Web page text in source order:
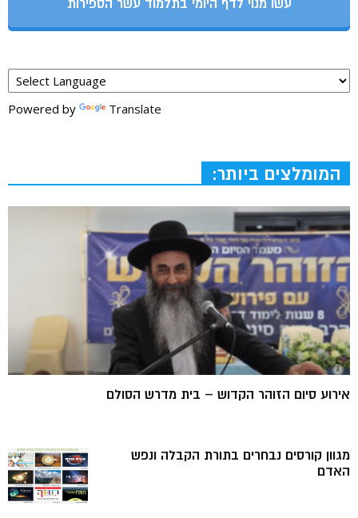
עשו מנוי לדף היומי בתלמוד עשר הספירות
Powered by Translate
המומלצים ביותר:
אירוע סיום הזוהר הקדוש – בית מדרש הסולם
מגוון קורסים נבחרים בתורת הקבלה ונפש
האדם